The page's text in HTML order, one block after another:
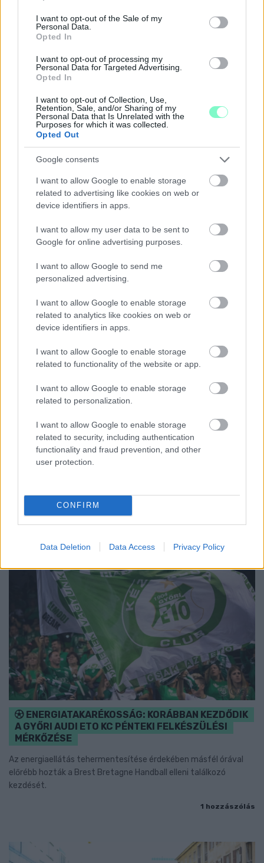
use your data for below specified purposes in below Google
consent section.
I want to opt-out of the Sale of my
Personal Data.
Opted In
I want to opt-out of processing my
Personal Data for Targeted Advertising.
Opted In
I want to opt-out of Collection, Use,
Retention, Sale, and/or Sharing of my
Personal Data that Is Unrelated with the
Purposes for which it was collected.
Opted Out
Google consents
I want to allow Google to enable storage
related to advertising like cookies on web or
device identifiers in apps.
I want to allow my user data to be sent to
Google for online advertising purposes.
I want to allow Google to send me
personalized advertising.
I want to allow Google to enable storage
related to analytics like cookies on web or
device identifiers in apps.
I want to allow Google to enable storage
related to functionality of the website or app.
I want to allow Google to enable storage
related to personalization.
I want to allow Google to enable storage
related to security, including authentication
functionality and fraud prevention, and other
user protection.
CONFIRM
Data Deletion Data Access Privacy Policy
ÖRÖMHÍR: TÍZ ÉVE NEM VOLT ILYEN ALACSONY AZ
INFLÁCIÓ MAGYARORSZÁGON
Júliusban mindössze 1,2 százalékkal emelkedtek éves
összevetésben a fogyasztói árak, miközben az élelmiszerek ára
A BAROKK ÖSSZES ÁRNYALATA ÉS MÉG EGY SOR
KIVÁLÓ PROGRAM VÁR MINDENKIT EZEN A HÉTVÉGÉN
GYŐRBEN
Középpontban a hagyományőrzés, de lesz Pogány Induló és
Majka koncert, jóga szeánsz, “borhajózás” és egy csomó minden
ENERGIATAKARÉKOSSÁG: KORÁBBAN KEZDŐDIK
A GYŐRI AUDI ETO KC PÉNTEKI FELKÉSZÜLÉSI
MÉRKŐZÉSE
Az energiaellátás tehermentesítése érdekében másfél órával
előrébb hozták a Brest Bretagne Handball elleni találkozó
kezdését.
1 hozzászólás